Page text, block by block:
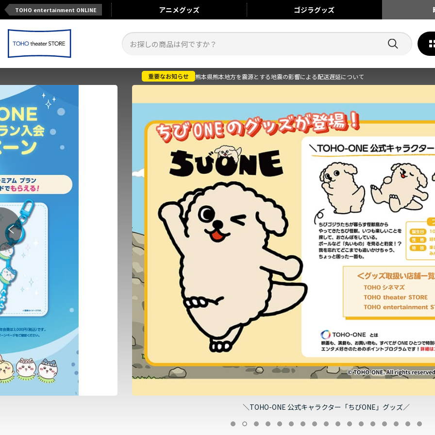
TOHO entertainment ONLINE アニメグッズ ゴジラグッズ
熊本県熊本地方を震源とする地震の影響による配送遅延について
＼TOHO-ONE 公式キャラクター「ちびONE」グッズ／